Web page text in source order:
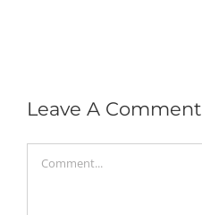
Leave A Comment